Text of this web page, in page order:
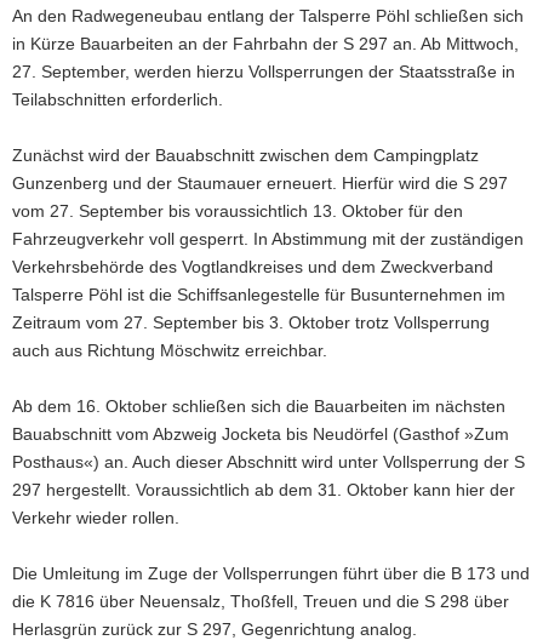
a
v
i
g
t
i
o
n
An den Radwegeneubau entlang der Talsperre Pöhl schließen sich
in Kürze Bauarbeiten an der Fahrbahn der S 297 an. Ab Mittwoch,
27. September, werden hierzu Vollsperrungen der Staatsstraße in
Teilabschnitten erforderlich.
Zunächst wird der Bauabschnitt zwischen dem Campingplatz
Gunzenberg und der Staumauer erneuert. Hierfür wird die S 297
vom 27. September bis voraussichtlich 13. Oktober für den
Fahrzeugverkehr voll gesperrt. In Abstimmung mit der zuständigen
Verkehrsbehörde des Vogtlandkreises und dem Zweckverband
Talsperre Pöhl ist die Schiffsanlegestelle für Busunternehmen im
Zeitraum vom 27. September bis 3. Oktober trotz Vollsperrung
auch aus Richtung Möschwitz erreichbar.
Ab dem 16. Oktober schließen sich die Bauarbeiten im nächsten
Bauabschnitt vom Abzweig Jocketa bis Neudörfel (Gasthof »Zum
Posthaus«) an. Auch dieser Abschnitt wird unter Vollsperrung der S
297 hergestellt. Voraussichtlich ab dem 31. Oktober kann hier der
Verkehr wieder rollen.
Die Umleitung im Zuge der Vollsperrungen führt über die B 173 und
die K 7816 über Neuensalz, Thoßfell, Treuen und die S 298 über
Herlasgrün zurück zur S 297, Gegenrichtung analog.